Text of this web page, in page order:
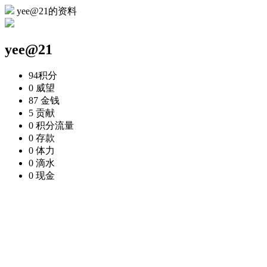
yee@21的资料
yee@21
94积分
0 威望
87 金钱
5 贡献
0 积分流量
0 存款
0 体力
0 滴水
0 现金